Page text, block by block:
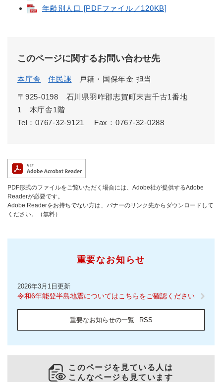
年齢別人口 [PDFファイル／120KB]
このページに関するお問い合わせ先
本庁舎 住民課 戸籍・国保年金 担当
〒925-0198 石川県羽咋郡志賀町末吉千古1番地
1 本庁舎1階
Tel：0767-32-9121
Fax：0767-32-0288
PDF形式のファイルをご覧いただく場合には、Adobe社が提供するAdobe
Readerが必要です。
Adobe Readerをお持ちでない方は、バナーのリンク先からダウンロードして
ください。（無料）
重要なお知らせ
2026年3月1日更新
令和6年能登半島地震についてはこちらをご確認ください
重要なお知らせの一覧 RSS
このページを見ている人は
こんなページも見ています